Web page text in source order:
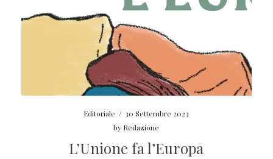
Editoriale / 30 Settembre 2023
by Redazione
L’Unione fa l’Europa